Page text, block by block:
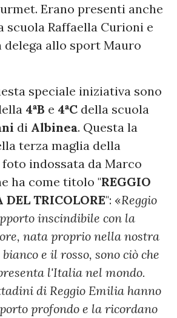
Erano presenti anche
scuola Raffaella Curioni e
delega allo sport Mauro
speciale iniziativa sono
4ªB e 4ªC della scuola
di Albinea. Questa la
terza maglia della
foto indossata da Marco
ha come titolo "REGGIO
TRICOLORE": «Reggio
inscindibile con la
nata proprio nella nostra
e il rosso, sono ciò che
l'Italia nel mondo.
di Reggio Emilia hanno
profondo e la ricordano